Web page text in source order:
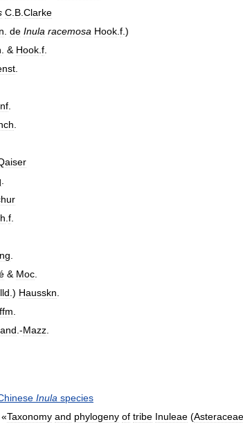
C B Clarke
de Inula racemosa Hook f .)
. & Hook f
f
& Moc
.) Hausskn
.-Mazz
Inula species
Taxonomy and phylogeny of tribe Inuleae (Asteraceae